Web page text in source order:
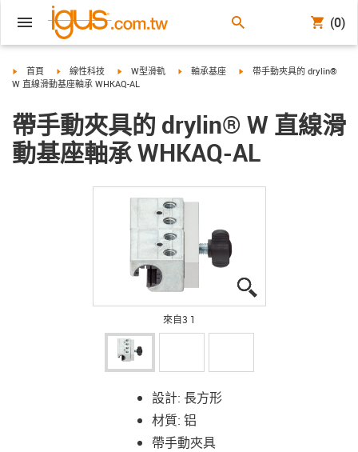
(0)
igus-icon-arrow-right
首頁 igus-icon-arrow-right
線性科技 igus-icon-arrow-right
W型滑軌 igus-icon-arrow-right
軸承基座 igus-icon-arrow-right
帶手動夾具的 drylin®
W 直線滑動基座軸承 WHKAQ-AL
帶手動夾具的 drylin® W 直線滑
動基座軸承 WHKAQ-AL
來自3 1
設計: 長方形
材質: 铝
帶手動夾具